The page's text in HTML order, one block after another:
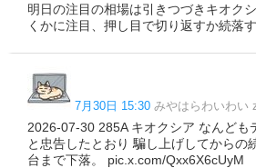
明日の注目の相場は引きつづきキオク
くかに注目、押し目で切り返すか続落
7月30日 15:30 みやはらわいわい
2026-07-30 285A キオクシア なんども
と忠告したとおり 騙し上げしてからの
台まで下落。 pic.x.com/Qxx6X6cUyM